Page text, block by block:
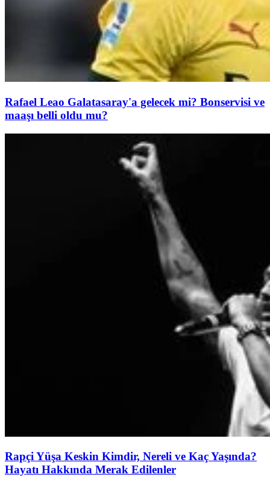
Rafael Leao Galatasaray'a gelecek mi? Bonservisi ve
maaşı belli oldu mu?
Rapçi Yüşa Keskin Kimdir, Nereli ve Kaç Yaşında?
Hayatı Hakkında Merak Edilenler